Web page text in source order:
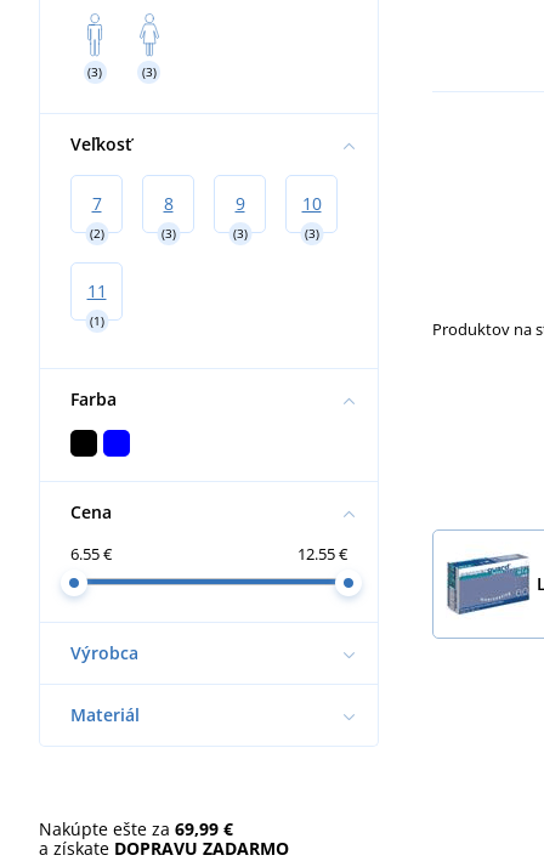
Nákolenníky
(3) (3)
Veľkosť
7
(2)
8
(3)
9
(3)
10
(3)
11
(1)
Farba
Cena
6.55 € 12.55 €
Výrobca
Materiál
Nakúpte ešte za 69,99 €
a získate DOPRAVU ZADARMO
Produktov na